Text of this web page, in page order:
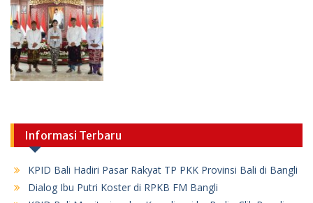
Informasi Terbaru
KPID Bali Hadiri Pasar Rakyat TP PKK Provinsi Bali di Bangli
Dialog Ibu Putri Koster di RPKB FM Bangli